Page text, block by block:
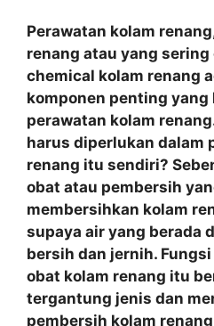
Perawatan kolam
renang atau yang
chemical kolam renang
komponen penting yang
perawatan kolam
harus diperlukan dalam
renang itu sendiri?
obat atau pembersih
membersihkan kolam
supaya air yang berada
bersih dan jernih.
obat kolam renang itu
tergantung jenis dan
pembersih kolam